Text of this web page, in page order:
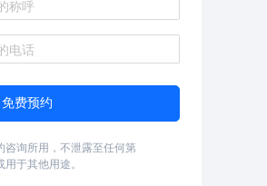
免费预约
咨询所用，不泄露至任何第
用于其他用途。